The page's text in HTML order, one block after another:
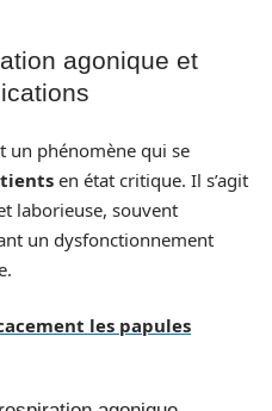
agonique et
un phénomène qui se
en état critique. Il s’agit
laborieuse, souvent
un dysfonctionnement
les papules